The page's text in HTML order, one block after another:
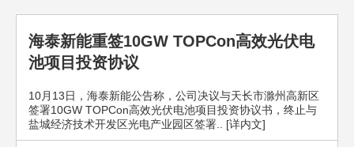
海泰新能重签10GW TOPCon高效光伏电
池项目投资协议
10月13日，海泰新能公告称，公司决议与天长市滁州高新区
签署10GW TOPCon高效光伏电池项目投资协议书，终止与
盐城经济技术开发区光电产业园区签署.. [详内文]